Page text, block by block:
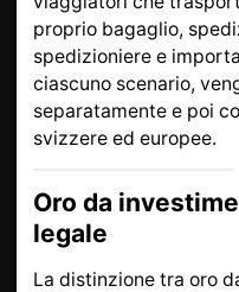
proprio bagaglio,
spedizioniere e
ciascuno scenario,
separatamente e poi
svizzere ed europee.
Oro da
legale
La distinzione tra oro